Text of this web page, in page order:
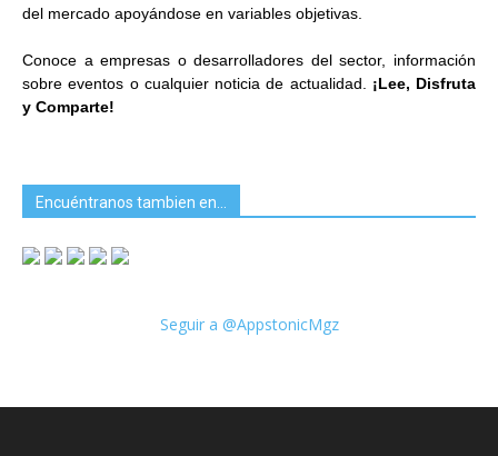
del mercado apoyándose en variables objetivas.
Conoce a empresas o desarrolladores del sector, información
sobre eventos o cualquier noticia de actualidad. ¡Lee, Disfruta
y Comparte!
Encuéntranos tambien en…
Seguir a @AppstonicMgz